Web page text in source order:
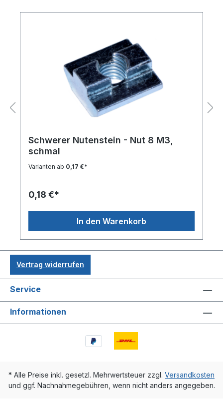
Schwerer Nutenstein - Nut 8 M3,
schmal
Varianten ab 0,17 €*
0,18 €*
In den Warenkorb
Vertrag widerrufen
Service
Informationen
* Alle Preise inkl. gesetzl. Mehrwertsteuer zzgl. Versandkosten
und ggf. Nachnahmegebühren, wenn nicht anders angegeben.